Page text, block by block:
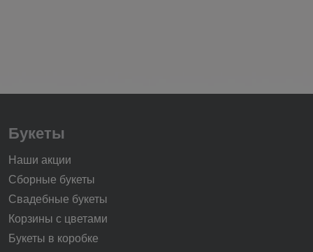
Букеты
Наши акции
Сборные букеты
Свадебные букеты
Корзины с цветами
Букеты в коробке